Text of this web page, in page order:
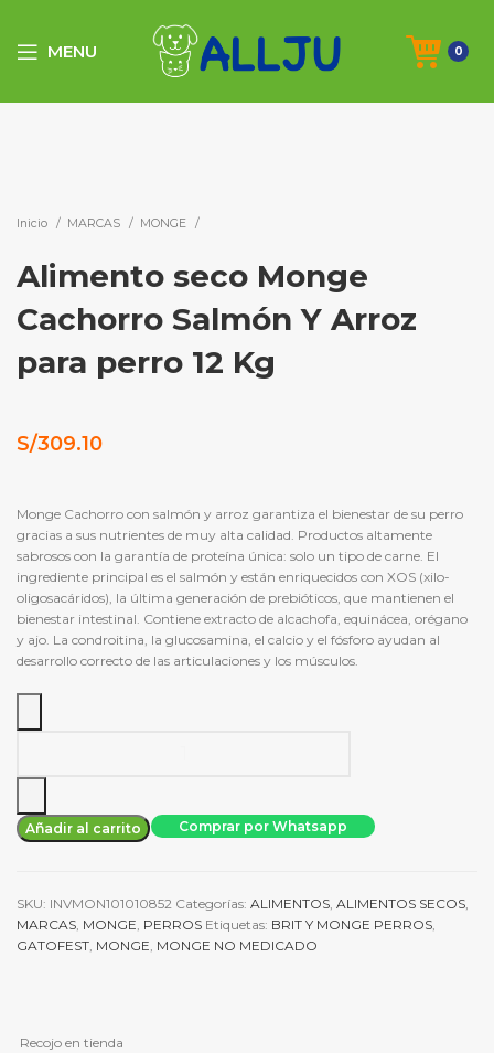
MENU 0
Inicio MARCAS MONGE
Alimento seco Monge
Cachorro Salmón Y Arroz
para perro 12 Kg
S/309.10
Monge Cachorro con salmón y arroz garantiza el bienestar de su perro
gracias a sus nutrientes de muy alta calidad. Productos altamente
sabrosos con la garantía de proteína única: solo un tipo de carne. El
ingrediente principal es el salmón y están enriquecidos con XOS (xilo-
oligosacáridos), la última generación de prebióticos, que mantienen el
bienestar intestinal. Contiene extracto de alcachofa, equinácea, orégano
y ajo. La condroitina, la glucosamina, el calcio y el fósforo ayudan al
desarrollo correcto de las articulaciones y los músculos.
Cachorro
Salmón
para
Añadir al carrito Comprar por Whatsapp
SKU: INVMON101010852 Categorías: ALIMENTOS, ALIMENTOS SECOS,
MARCAS, MONGE, PERROS Etiquetas: BRIT Y MONGE PERROS,
GATOFEST, MONGE, MONGE NO MEDICADO
Recojo en tienda